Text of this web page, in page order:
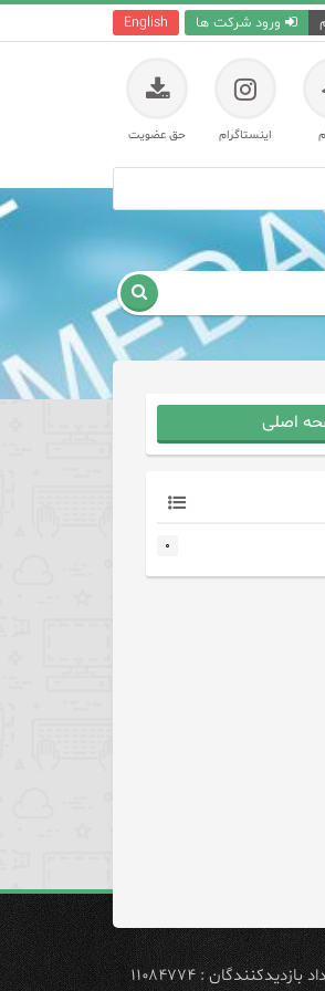
English ورود شرکت ها
اینستاگرام حق عضویت

اصلی
۰
بازدیدکنندگان : ۱۱۰۸۴۷۷۴